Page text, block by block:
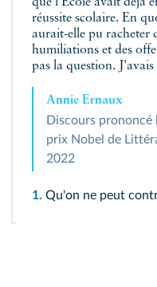
réussite scolaire. En
aurait-elle pu racheter
humiliations et des
pas la question. J'avais
Annie Ernaux
Discours
prix Nobel de
2022
1. Qu'on ne peut